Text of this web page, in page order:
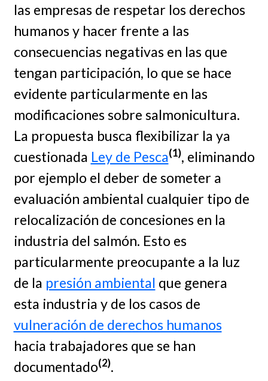
las empresas de respetar los derechos
humanos y hacer frente a las
consecuencias negativas en las que
tengan participación, lo que se hace
evidente particularmente en las
modificaciones sobre salmonicultura.
La propuesta busca flexibilizar la ya
cuestionada Ley de Pesca(1), eliminando
por ejemplo el deber de someter a
evaluación ambiental cualquier tipo de
relocalización de concesiones en la
industria del salmón. Esto es
particularmente preocupante a la luz
de la presión ambiental que genera
esta industria y de los casos de
vulneración de derechos humanos
hacia trabajadores que se han
documentado(2).